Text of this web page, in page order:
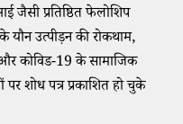
जैसी प्रतिष्ठित फेलोशिप
यौन उत्पीड़न की रोकथाम,
कोविड-19 के सामाजिक
पर शोध पत्र प्रकाशित हो चुके